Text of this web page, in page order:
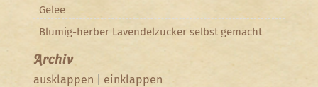
Gelee
Blumig-herber Lavendelzucker selbst gemacht
Archiv
ausklappen
einklappen